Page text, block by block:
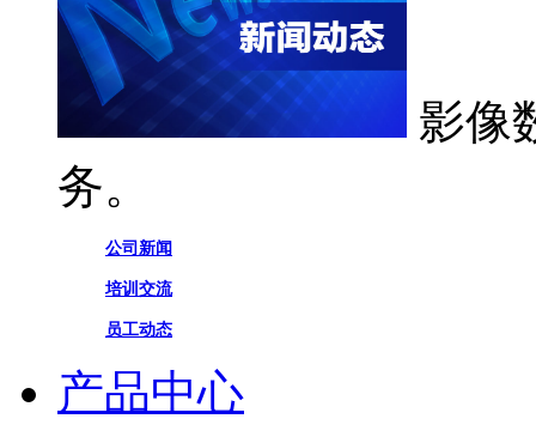
影像
务。
公司新闻
培训交流
员工动态
产品中心